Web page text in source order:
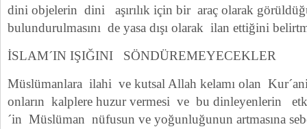
dini objelerin dini aşırılık için bir araç olarak
bulundurulmasını de yasa dışı olarak ilan ettiğini
İSLAM´IN IŞIĞINI SÖNDÜREMEYECEKLER
Müslümanlara ilahi ve kutsal Allah kelamı olan
onların kalplere huzur vermesi ve bu dinleyenlerin
´in Müslüman nüfusun ve yoğunluğunun artmasına